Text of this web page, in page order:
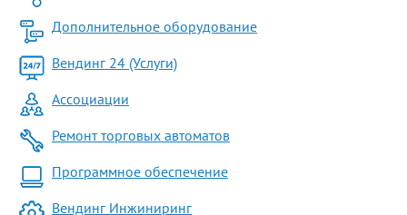
Дополнительное оборудование
Вендинг 24 (Услуги)
Ассоциации
Ремонт торговых автоматов
Программное обеспечение
Вендинг Инжиниринг